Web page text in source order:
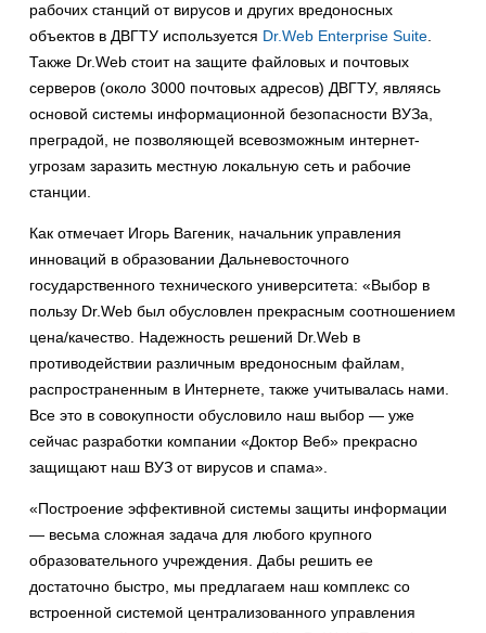
рабочих станций от вирусов и других вредоносных
объектов в ДВГТУ используется Dr.Web Enterprise Suite.
Также Dr.Web стоит на защите файловых и почтовых
серверов (около 3000 почтовых адресов) ДВГТУ, являясь
основой системы информационной безопасности ВУЗа,
преградой, не позволяющей всевозможным интернет-
угрозам заразить местную локальную сеть и рабочие
станции.
Как отмечает Игорь Вагеник, начальник управления
инноваций в образовании Дальневосточного
государственного технического университета: «Выбор в
пользу Dr.Web был обусловлен прекрасным соотношением
цена/качество. Надежность решений Dr.Web в
противодействии различным вредоносным файлам,
распространенным в Интернете, также учитывалась нами.
Все это в совокупности обусловило наш выбор — уже
сейчас разработки компании «Доктор Веб» прекрасно
защищают наш ВУЗ от вирусов и спама».
«Построение эффективной системы защиты информации
— весьма сложная задача для любого крупного
образовательного учреждения. Дабы решить ее
достаточно быстро, мы предлагаем наш комплекс со
встроенной системой централизованного управления